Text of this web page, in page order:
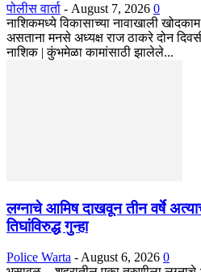
पोलीस वार्ता - August 7, 2026 0
नाशिकमध्ये विकासाच्या नावाखाली
असताना मनसे अध्यक्ष राज ठाकरे दोन
नाशिक | कुंभमेळा कामांसाठी झालेले...
लग्नाचे आमिष दाखवून तीन वर्षे
तिघांविरुद्ध गुन्हा
Police Warta - August 6, 2026 0